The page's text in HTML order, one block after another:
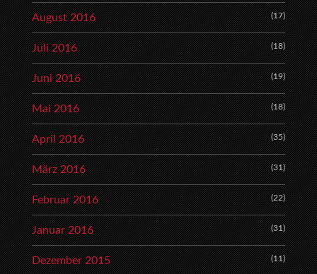
August 2016 (17)
Juli 2016 (18)
Juni 2016 (19)
Mai 2016 (18)
April 2016 (35)
März 2016 (31)
Februar 2016 (22)
Januar 2016 (31)
Dezember 2015 (11)